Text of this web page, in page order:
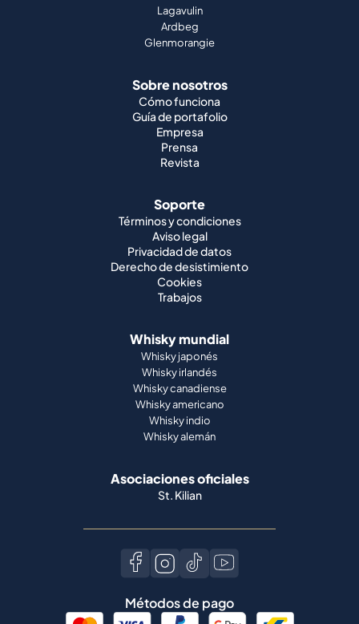
Lagavulin
Ardbeg
Glenmorangie
Sobre nosotros
Cómo funciona
Guía de portafolio
Empresa
Prensa
Revista
Soporte
Términos y condiciones
Aviso legal
Privacidad de datos
Derecho de desistimiento
Cookies
Trabajos
Whisky mundial
Whisky japonés
Whisky irlandés
Whisky canadiense
Whisky americano
Whisky indio
Whisky alemán
Asociaciones oficiales
St. Kilian
Métodos de pago